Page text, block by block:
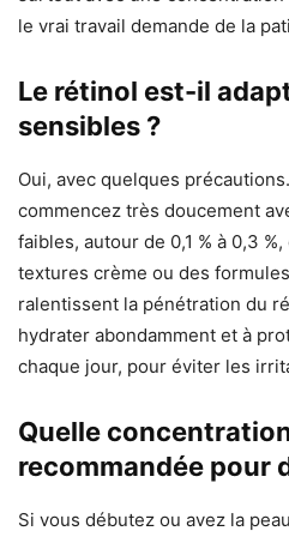
le vrai travail demande de la
Le rétinol est-il
sensibles ?
Oui, avec quelques
commencez très doucement
faibles, autour de 0,1 % à 0,3
textures crème ou des
ralentissent la pénétration du
hydrater abondamment et à
chaque jour, pour éviter les
Quelle
recommandée pour
Si vous débutez ou avez la